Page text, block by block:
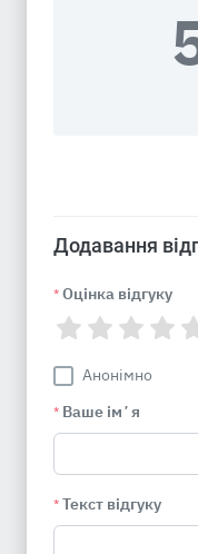
Додавання
* Оцінка відгуку
Анонімно
* Ваше імʼя
* Текст відгуку